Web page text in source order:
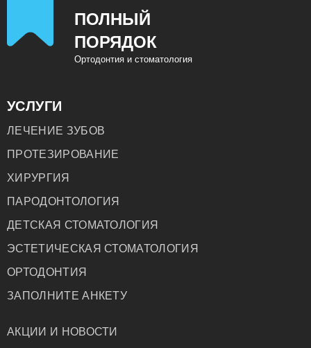
ПОЛНЫЙ
ПОРЯДОК
Ортодонтия и стоматология
УСЛУГИ
ЛЕЧЕНИЕ ЗУБОВ
ПРОТЕЗИРОВАНИЕ
ХИРУРГИЯ
ПАРОДОНТОЛОГИЯ
ДЕТСКАЯ СТОМАТОЛОГИЯ
ЭСТЕТИЧЕСКАЯ СТОМАТОЛОГИЯ
ОРТОДОНТИЯ
ЗАПОЛНИТЕ АНКЕТУ
АКЦИИ И НОВОСТИ